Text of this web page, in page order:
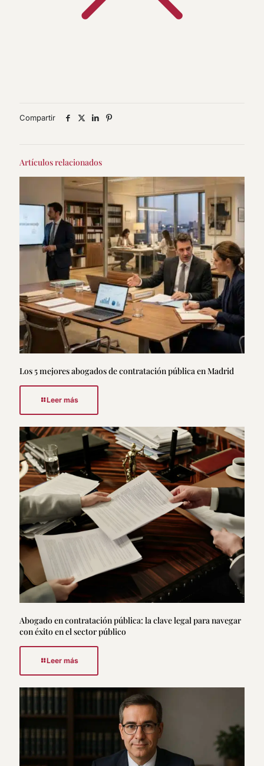
Compartir
Artículos relacionados
Los 5 mejores abogados de contratación pública en Madrid
Leer más
Abogado en contratación pública: la clave legal para navegar
con éxito en el sector público
Leer más